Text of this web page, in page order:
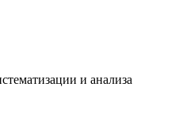
и анализа